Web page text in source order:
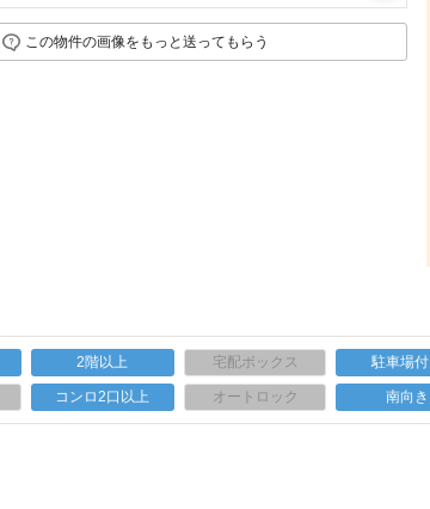
この物件の画像をもっと送ってもらう
2階以上 宅配ボックス 駐車場付
コンロ2口以上 オートロック 南向き